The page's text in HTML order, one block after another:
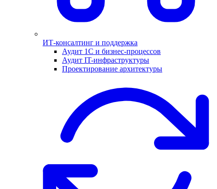
ИТ-консалтинг и поддержка
Аудит 1С и бизнес-процессов
Аудит IT-инфраструктуры
Проектирование архитектуры